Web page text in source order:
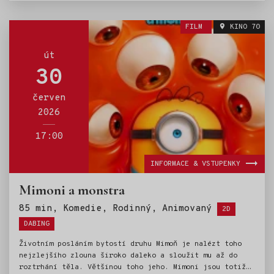
a jejich původ je úplně jiný, než si mysleli. Hrdí
a tvrdohlaví muži se musí vyrovnat se svou novou
identitou, a brzy se mění na vášnivé obhájce svých
„původních kořenů“. Podaří se jim navzdory všemu najít
společnou řeč a nezkazit svým dětem svatební den?
út
30
červen
2026
17:00
FILM KINO 70
Mimoni a monstra
85 min, Komedie, Rodinný, Animovaný Štítky:
2D
DABING
Životním posláním bytostí druhu Mimoň je nalézt toho
nejzlejšího zlouna široko daleko a sloužit mu až do
roztrhání těla. Většinou toho jeho. Mimoni jsou totiž
INFORMACE & VSTUPENKY